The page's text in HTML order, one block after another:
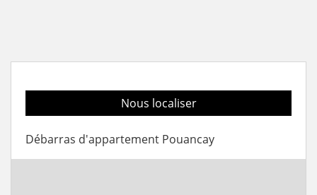
Nous localiser
Débarras d'appartement Pouancay